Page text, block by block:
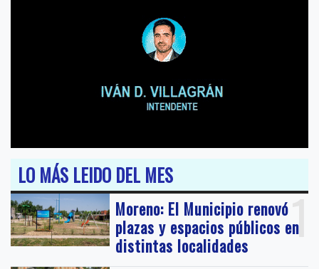
LO MÁS LEIDO DEL MES
1
Moreno: El Municipio renovó
plazas y espacios públicos en
distintas localidades